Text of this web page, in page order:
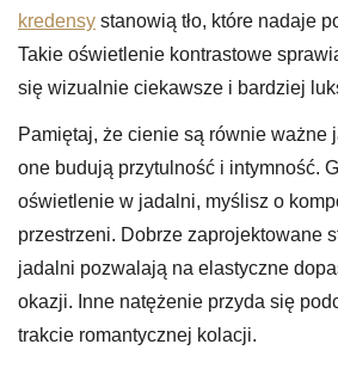
kredensy stanowią tło, które nadaje
Takie oświetlenie kontrastowe
się wizualnie ciekawsze i bardziej
Pamiętaj, że cienie są równie ważne
one budują przytulność i intymność.
oświetlenie w jadalni, myślisz o
przestrzeni. Dobrze zaprojektowane
jadalni pozwalają na elastyczne
okazji. Inne natężenie przyda się
trakcie romantycznej kolacji.